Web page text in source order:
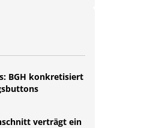
BGH konkretisiert
verträgt ein